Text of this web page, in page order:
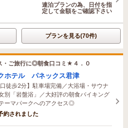
連泊プランの為、日付を指
定して金額をご確認下さい
プランを見る(70件)
・ご旅行に◎朝食口コミ★４．０
ホテル パネックス君津
口徒歩2分】駐車場完備／大浴場・サウナ
別「岩盤浴」／大好評の朝食バイキング
ーマパークへのアクセス◎
約されました